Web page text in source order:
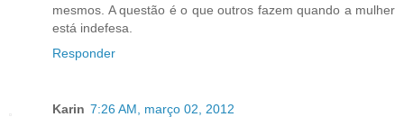
mesmos. A questão é o que outros fazem quando a mulher
está indefesa.
Responder
Karin 7:26 AM, março 02, 2012